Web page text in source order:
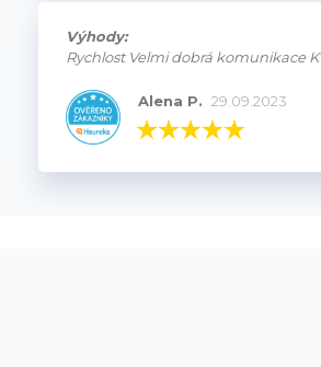
Výhody:
Rychlost Velmi dobrá komunikace
Alena P. 29.09.2023